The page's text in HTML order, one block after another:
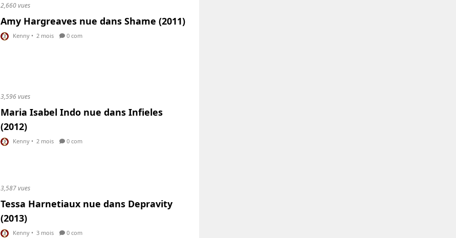
2,660 vues
Amy Hargreaves nue dans Shame (2011)
Kenny • 2 mois 0 com
3,596 vues
Maria Isabel Indo nue dans Infieles
(2012)
Kenny • 2 mois 0 com
3,587 vues
Tessa Harnetiaux nue dans Depravity
(2013)
Kenny • 3 mois 0 com